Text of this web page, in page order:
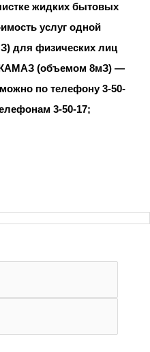
жидких бытовых
услуг одной
для физических лиц
(объемом 8мЗ) —
можно по телефону 3-50-
3-50-17;